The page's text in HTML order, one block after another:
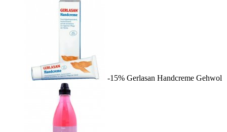
-15% Gerlasan Handcreme Gehwol